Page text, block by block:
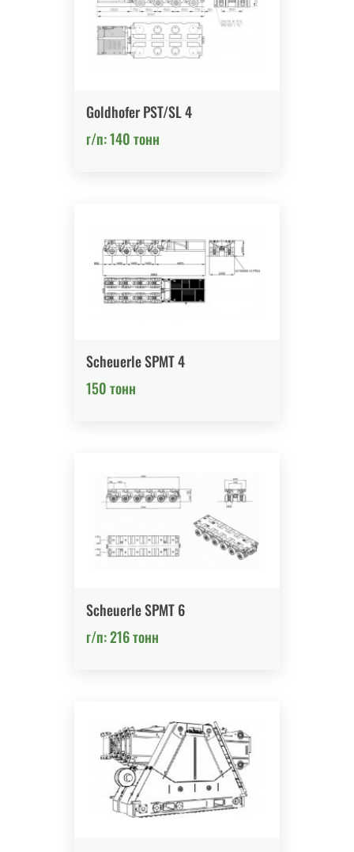
Goldhofer PST/SL 4
г/п: 140 тонн
Scheuerle SPMT 4
150 тонн
Scheuerle SPMT 6
г/п: 216 тонн